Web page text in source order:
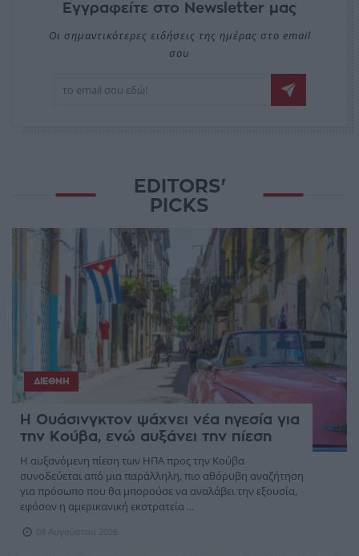
Εγγραφείτε στο Newsletter μας
Οι σημαντικότερες ειδήσεις της ημέρας στο email
σου
EDITORS'
PICKS
ΔΙΕΘΝΉ
Η Ουάσινγκτον ψάχνει νέα ηγεσία για
την Κούβα, ενώ αυξάνει την πίεση
Η αυξανόμενη πίεση των ΗΠΑ προς την Κούβα
συνοδεύεται από μια παράλληλη, πιο αθόρυβη αναζήτηση
για πρόσωπο που θα μπορούσε να αναλάβει την εξουσία,
εφόσον η αμερικανική εκστρατεία ...
08 Αυγούστου 2026